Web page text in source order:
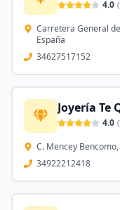
4.0 (
Carretera General
España
34627517152
Joyería Te
4.0 (
C. Mencey
34922212418